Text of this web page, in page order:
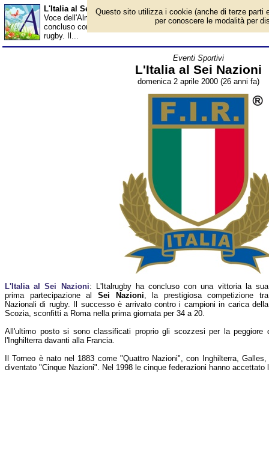
L'Italia al Sei Nazioni - Almanacco
Voce dell'Almanacco del 2 aprile, per la rubrica 'Eventi
concluso con una vittoria la sua prima partecipazione al Sei
rugby. Il...
Eventi Sportivi
L'Italia al Sei Nazioni
domenica 2 aprile 2000 (26 anni fa)
L'Italia al Sei Nazioni: L'Italrugby ha concluso con una vittoria la sua
prima partecipazione al Sei Nazioni, la prestigiosa competizione tra
Nazionali di rugby. Il successo è arrivato contro i campioni in carica della
Scozia, sconfitti a Roma nella prima giornata per 34 a 20.
All'ultimo posto si sono classificati proprio gli scozzesi per la peggiore
l'Inghilterra davanti alla Francia.
Il Torneo è nato nel 1883 come "Quattro Nazioni", con Inghilterra,
diventato "Cinque Nazioni". Nel 1998 le cinque federazioni hanno accettato
Questo sito utilizza i cookie (anche di terze parti
per conoscere le modalità per